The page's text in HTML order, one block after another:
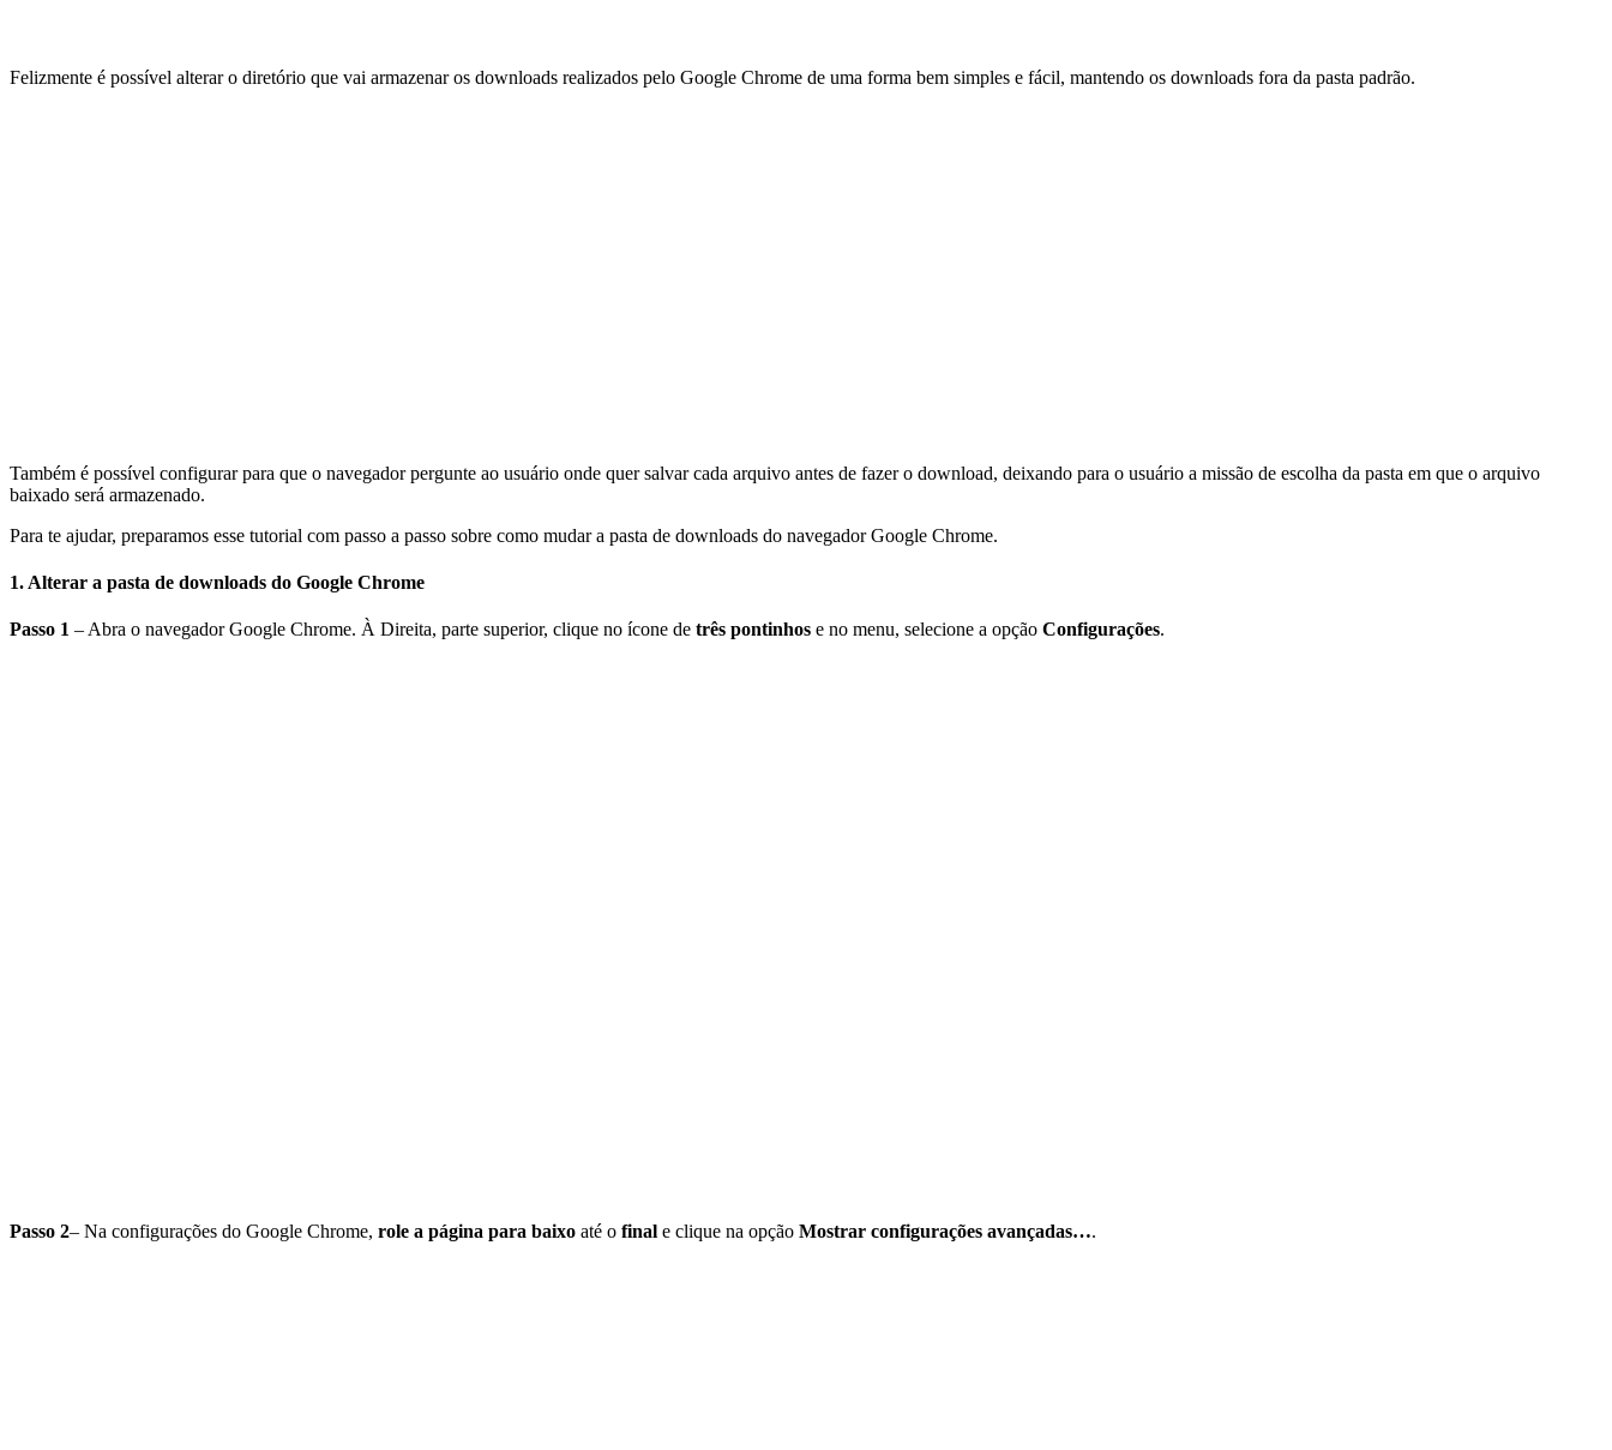
Felizmente é possível alterar o diretório que vai armazenar os downloads realizados pelo Google Chrome de uma forma bem simples e fácil, mantendo os downloads fora da pasta padrão.
Também é possível configurar para que o navegador pergunte ao usuário onde quer salvar cada arquivo antes de fazer o download, deixando para o usuário a missão de escolha da pasta em que o arquivo
baixado será armazenado.
Para te ajudar, preparamos esse tutorial com passo a passo sobre como mudar a pasta de downloads do navegador Google Chrome.
1. Alterar a pasta de downloads do Google Chrome
Passo 1 – Abra o navegador Google Chrome. À Direita, parte superior, clique no ícone de três pontinhos e no menu, selecione a opção Configurações.
Passo 2– Na configurações do Google Chrome, role a página para baixo até o final e clique na opção Mostrar configurações avançadas….